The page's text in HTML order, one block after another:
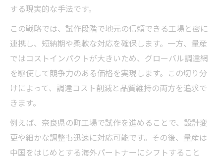
する現実的な手法です。
この戦略では、試作段階で地元の信頼できる工場と密に
連携し、短納期や柔軟な対応を確保します。一方、量産
ではコストインパクトが大きいため、グローバル調達網
を駆使して競争力のある価格を実現します。この切り分
けによって、調達コスト削減と品質維持の両方を追求で
きます。
例えば、奈良県の町工場で試作を進めることで、設計変
更や細かな調整も迅速に対応可能です。その後、量産は
中国をはじめとする海外パートナーにシフトすること